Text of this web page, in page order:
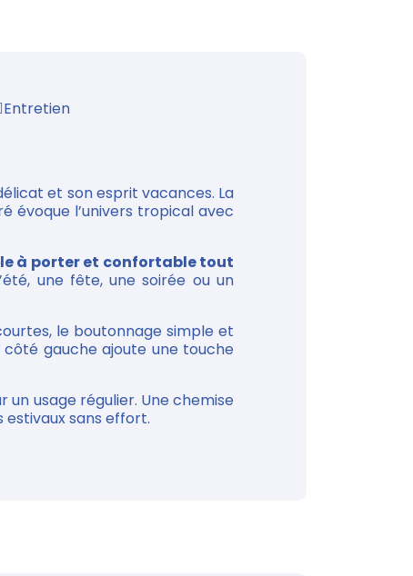
Entretien
et son esprit vacances. La
évoque l’univers tropical avec
à porter et confortable tout
une fête, une soirée ou un
le boutonnage simple et
gauche ajoute une touche
un usage régulier. Une chemise
sans effort.